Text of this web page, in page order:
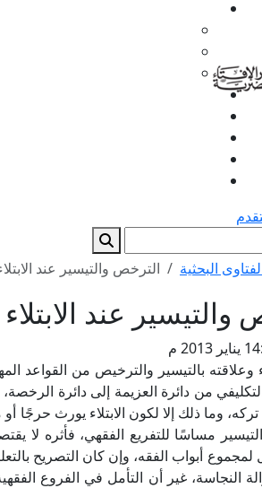
البحثية الترخص والتيسير عند
والتيسير عند الابتلاء
14 يناير 2013 م
وعلاقته بالتيسير والترخيص من القواعد
من دائرة العزيمة إلى دائرة
وما ذلك إلا لكون الابتلاء يورث حرجًا
مساسًا للتفريع الفقهي، فأثره
أبواب الفقه، وإن كان التصريح
النجاسة، غير أن التأمل في الفروع